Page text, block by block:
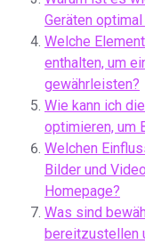
Geräten
Welche
enthalten, um
gewährleisten?
Wie kann ich
optimieren, um
Welchen
Bilder und
Homepage?
Was sind
bereitzustellen